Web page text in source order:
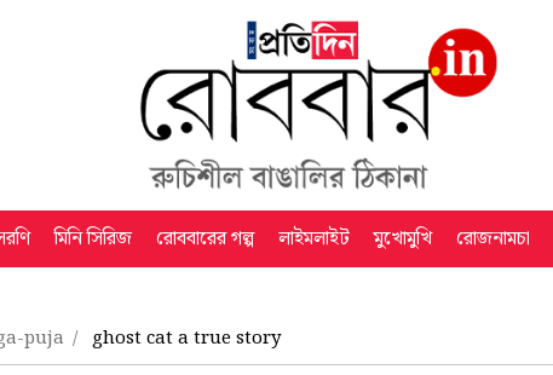
মিনি সিরিজ রোববারের গল্প লাইমলাইট মুখোমুখি রোজনামচা
puja ghost cat a true story